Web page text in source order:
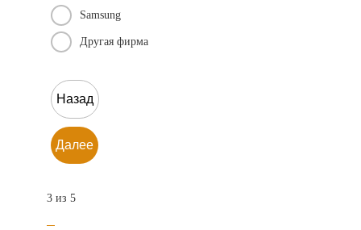
Samsung
Другая фирма
Назад
Далее
3 из 5